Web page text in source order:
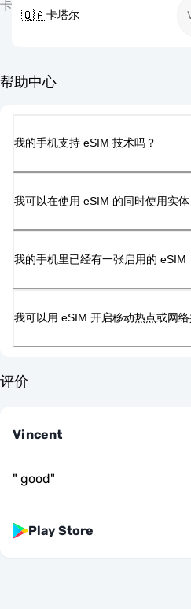
卡
🇶🇦卡塔尔
帮助中心
我的手机支持 eSIM 技术吗？
我可以在使用 eSIM 的同时使用实体
我的手机里已经有一张启用的 eSIM
我可以用 eSIM 开启移动热点或网络
评价
Vincent
" good"
Play Store